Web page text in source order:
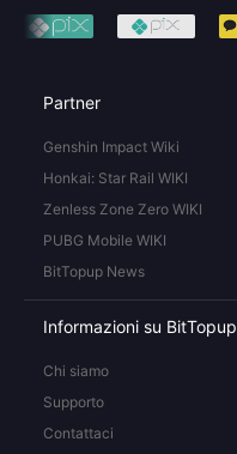
Partner
Genshin Impact Wiki
Honkai: Star Rail WIKI
Zenless Zone Zero WIKI
PUBG Mobile WIKI
BitTopup News
Informazioni su BitTopup
Chi siamo
Supporto
Contattaci